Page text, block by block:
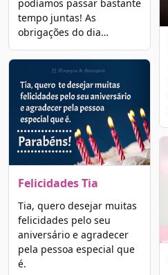
podíamos passar bastante
tempo juntas! As
obrigações do dia…
Felicidades Tia
Tia, quero desejar muitas
felicidades pelo seu
aniversário e agradecer
pela pessoa especial que
é.